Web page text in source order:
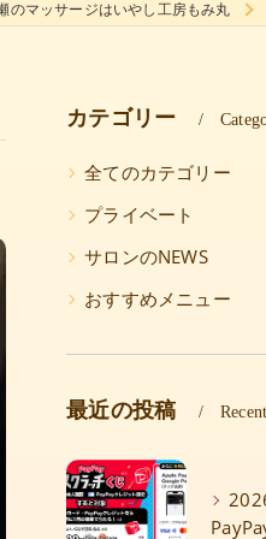
のマッサージはいやし工房もみ丸
カテゴリー
全てのカテゴリー
プライベート
サロンのNEWS
おすすめメニュー
最近の投稿